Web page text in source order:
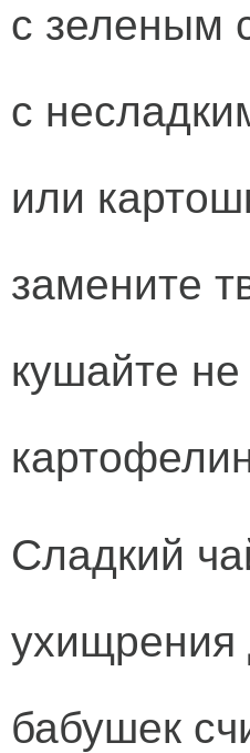
с зеленым
с
или
замените
кушайте
Сладкий
ухищрения
бабушек